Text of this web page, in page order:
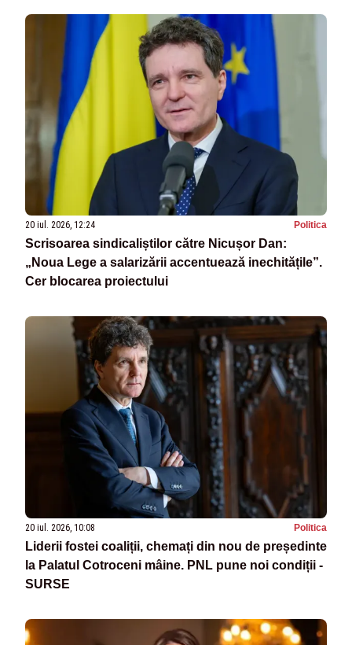
20 iul. 2026, 12:24 Politica
Scrisoarea sindicaliștilor către Nicușor Dan:
„Noua Lege a salarizării accentuează inechitățile”.
Cer blocarea proiectului
20 iul. 2026, 10:08 Politica
Liderii fostei coaliții, chemați din nou de președinte
la Palatul Cotroceni mâine. PNL pune noi condiții -
SURSE